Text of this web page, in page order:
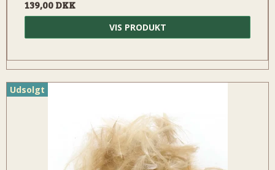
139,00 DKK
VIS PRODUKT
Udsolgt